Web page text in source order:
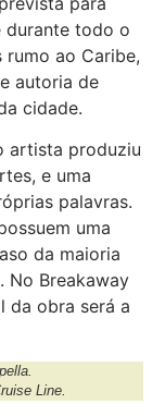
durante todo o
ao Caribe,
autoria de
cidade.
artista produziu
e uma
palavras.
uma
da maioria
No Breakaway
da obra será a
Line.